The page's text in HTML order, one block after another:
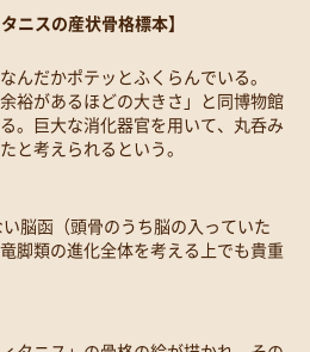
ニスの産状骨格標本】
んだかポテッとふくらんでいる。
裕があるほどの大きさ」と同博物館
。巨大な消化器官を用いて、丸呑み
と考えられるという。
脳函（頭骨のうち脳の入っていた
脚類の進化全体を考える上でも貴重